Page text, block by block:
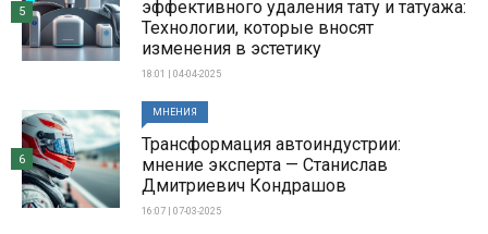
эффективного удаления тату и татуажа:
Технологии, которые вносят
изменения в эстетику
18:01 | 04-04-2025
5
МНЕНИЯ
Трансформация автоиндустрии:
мнение эксперта — Станислав
Дмитриевич Кондрашов
16:07 | 07-03-2025
6